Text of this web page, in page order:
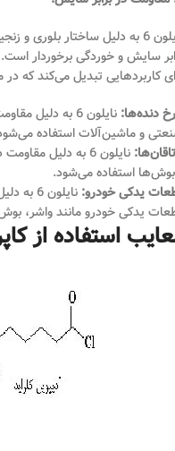
نایلون 6 به دلیل ساختار
کاربردهایی تبدیل می‌کند
دنده‌ها:
نایلون 6 به
و ماشین‌آلات استفاده
نایلون 6 به دلیل
استفاده می‌شود.
یدکی خودرو:
یدکی خودرو مانند واشر،
استفاده از